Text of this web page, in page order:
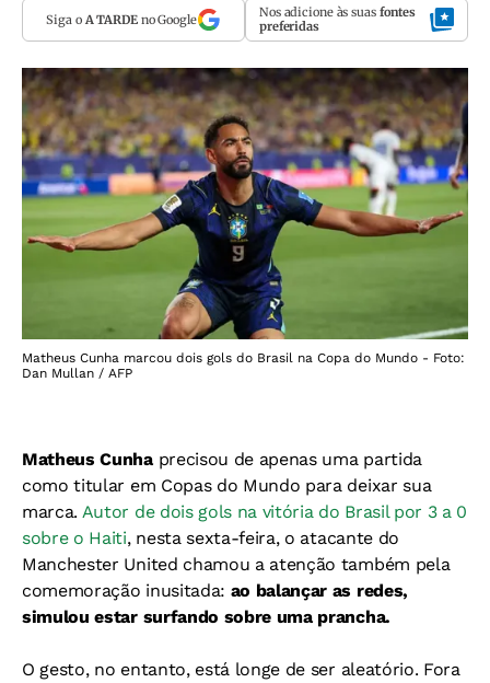
Siga o A TARDEno Google Nos adicione às suas fontes
preferidas
Matheus Cunha marcou dois gols do Brasil na Copa do Mundo - Foto:
Dan Mullan / AFP
Matheus Cunha precisou de apenas uma partida
como titular em Copas do Mundo para deixar sua
marca. Autor de dois gols na vitória do Brasil por 3 a 0
sobre o Haiti, nesta sexta-feira, o atacante do
Manchester United chamou a atenção também pela
comemoração inusitada: ao balançar as redes,
simulou estar surfando sobre uma prancha.
O gesto, no entanto, está longe de ser aleatório. Fora